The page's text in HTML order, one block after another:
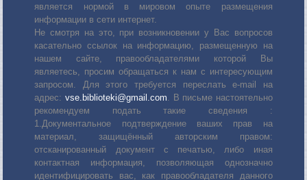
является нормой в мировом опыте размещения
информации в сети интернет.
Не смотря на это, при возникновении у Вас вопросов
касательно ссылок на информацию, размещенную на
нашем сайте, правообладателями которой Вы
являетесь, просим обращаться к нам с интересующим
запросом. Для этого требуется переслать е-mail на
адрес: vse.biblioteki@gmail.com. В письме настоятельно
рекомендуем подать такие сведения :
1.Документальное подтверждение ваших прав на
материал, защищённый авторским правом:
отсканированный документ с печатью, либо иная
контактная информация, позволяющая однозначно
идентифицировать вас, как правообладателя данного